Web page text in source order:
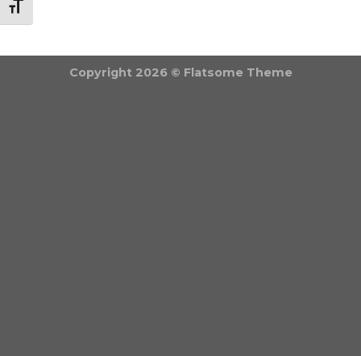
BETŰMÉRET VÁLTÁSA
Copyright 2026 © Flatsome Theme